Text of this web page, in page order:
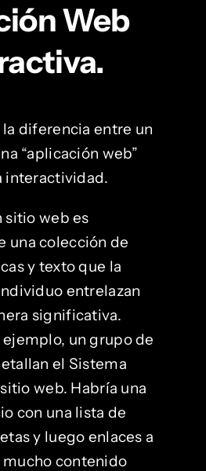
Web
diferencia entre un
“aplicación web”
interactividad.
sitio web es
una colección de
y texto que la
entrelazan
significativa.
un grupo de
el Sistema
web. Habría una
con una lista de
y luego enlaces a
mucho contenido